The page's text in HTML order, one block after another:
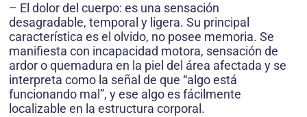
– El dolor del cuerpo: es una sensación
desagradable, temporal y ligera. Su principal
característica es el olvido, no posee memoria. Se
manifiesta con incapacidad motora, sensación de
ardor o quemadura en la piel del área afectada y se
interpreta como la señal de que “algo está
funcionando mal”, y ese algo es fácilmente
localizable en la estructura corporal.